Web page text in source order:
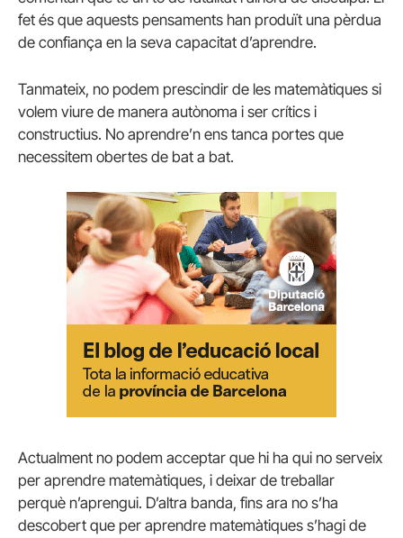
fet és que aquests pensaments han produït una pèrdua
de confiança en la seva capacitat d’aprendre.
Tanmateix, no podem prescindir de les matemàtiques si
volem viure de manera autònoma i ser crítics i
constructius. No aprendre’n ens tanca portes que
necessitem obertes de bat a bat.
Actualment no podem acceptar que hi ha qui no serveix
per aprendre matemàtiques, i deixar de treballar
perquè n’aprengui. D’altra banda, fins ara no s’ha
descobert que per aprendre matemàtiques s’hagi de